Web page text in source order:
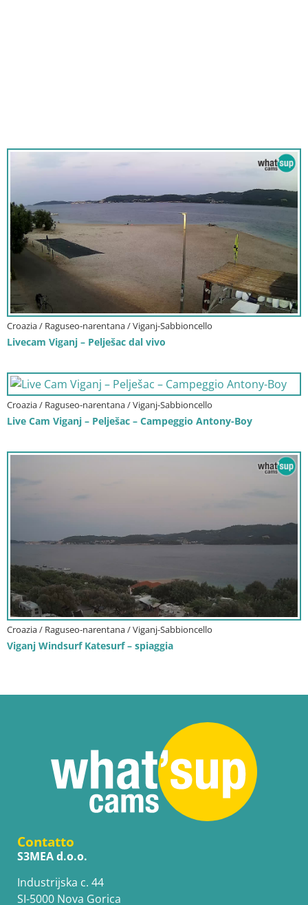
Croazia / Raguseo-narentana / Viganj-Sabbioncello
Livecam Viganj – Pelješac dal vivo
Croazia / Raguseo-narentana / Viganj-Sabbioncello
Live Cam Viganj – Pelješac – Campeggio Antony-Boy
Croazia / Raguseo-narentana / Viganj-Sabbioncello
Viganj Windsurf Katesurf – spiaggia
Contatto
S3MEA d.o.o.
Industrijska c. 44
SI-5000 Nova Gorica